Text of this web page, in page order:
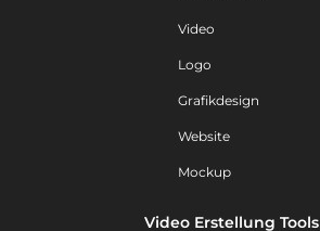
Video
Logo
Grafikdesign
Website
Mockup
Video Erstellung Tools